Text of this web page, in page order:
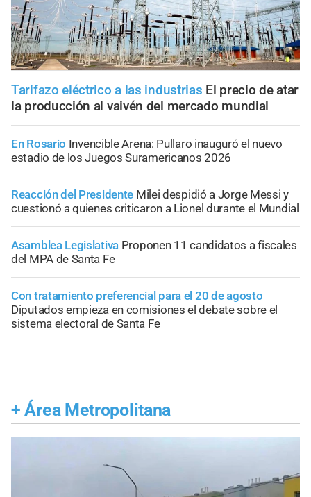
Tarifazo eléctrico a las industrias El precio de atar
la producción al vaivén del mercado mundial
En Rosario Invencible Arena: Pullaro inauguró el nuevo
estadio de los Juegos Suramericanos 2026
Reacción del Presidente Milei despidió a Jorge Messi y
cuestionó a quienes criticaron a Lionel durante el Mundial
Asamblea Legislativa Proponen 11 candidatos a fiscales
del MPA de Santa Fe
Con tratamiento preferencial para el 20 de agosto
Diputados empieza en comisiones el debate sobre el
sistema electoral de Santa Fe
+ Área Metropolitana